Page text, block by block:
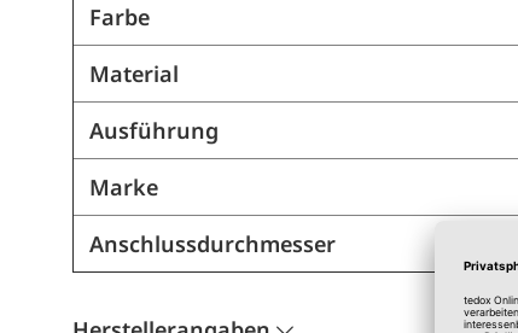
Farbe
Material
Ausführung
Marke
Anschlussdurchmesser